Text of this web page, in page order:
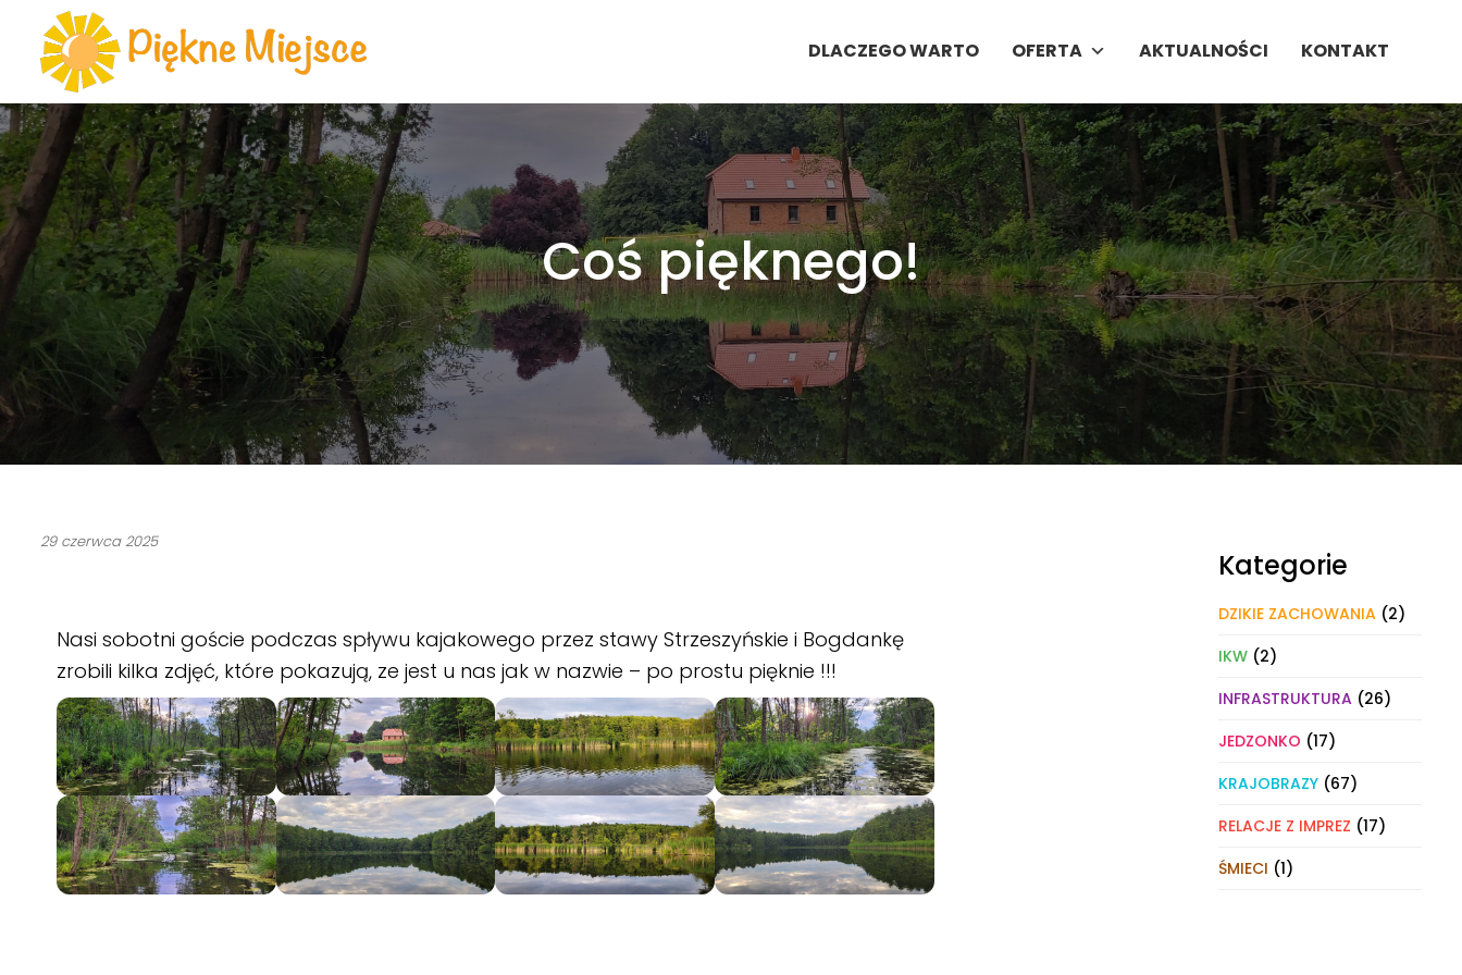
DLACZEGO WARTO OFERTA AKTUALNOŚCI KONTAKT
Coś pięknego!
29 czerwca 2025
Nasi sobotni goście podczas spływu kajakowego przez stawy Strzeszyńskie i Bogdankę
zrobili kilka zdjęć, które pokazują, ze jest u nas jak w nazwie – po prostu pięknie !!!
Kategorie
DZIKIE ZACHOWANIA (2)
IKW (2)
INFRASTRUKTURA (26)
JEDZONKO (17)
KRAJOBRAZY (67)
RELACJE Z IMPREZ (17)
ŚMIECI (1)